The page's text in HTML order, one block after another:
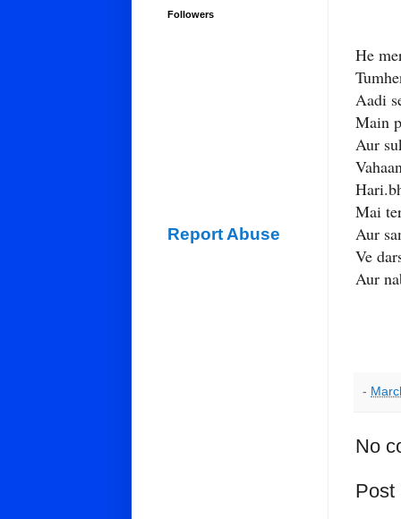
He
Aadi
Main
Aur
Mai
Aur
Ve
Aur
-
No
Post
Followers
Report Abuse